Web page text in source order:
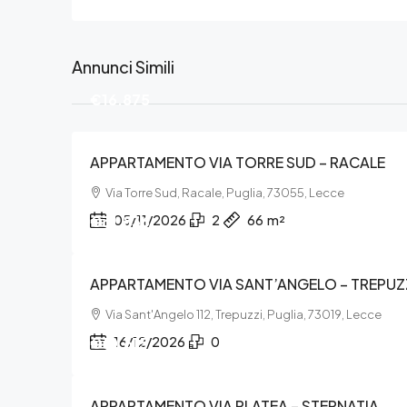
Annunci Simili
€16.875
APPARTAMENTO VIA TORRE SUD – RACALE
Via Torre Sud, Racale, Puglia, 73055, Lecce
05/11/2026 2 66 m²
€31.836
APPARTAMENTO VIA SANT’ANGELO –
Via Sant'Angelo 112, Trepuzzi, Puglia, 73019, Lecce
16/12/2026 0
€10.615